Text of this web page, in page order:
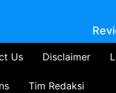
Us Disclaimer
Tim Redaksi